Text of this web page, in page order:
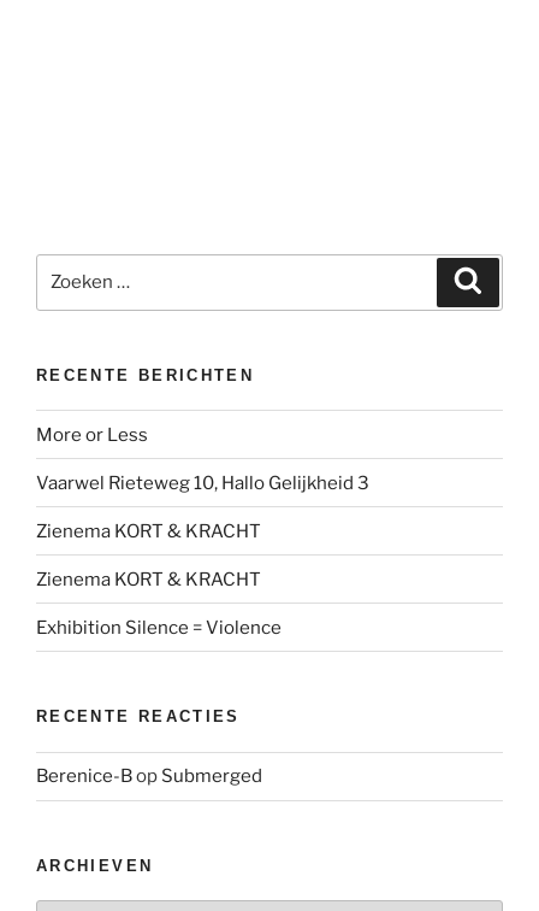
naar:
RECENTE BERICHTEN
More or Less
Vaarwel Rieteweg 10, Hallo Gelijkheid 3
Zienema KORT & KRACHT
Zienema KORT & KRACHT
Exhibition Silence = Violence
RECENTE REACTIES
Berenice-Bop Submerged
ARCHIEVEN